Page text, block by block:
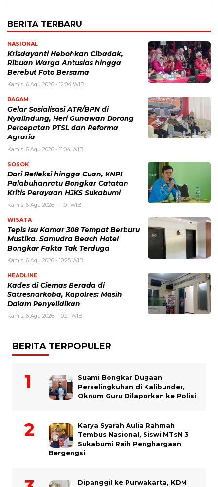
BERITA TERBARU
NASIONAL
Krisdayanti Hebohkan Cibadak,
Ribuan Warga Antusias hingga
Berebut Foto Bersama
Kamis, 6 Agu 2026 - 12:04 WIB
RAGAM
Gelar Sosialisasi ATR/BPN di
Nyalindung, Heri Gunawan Dorong
Percepatan PTSL dan Reforma
Agraria
Kamis, 6 Agu 2026 - 11:04 WIB
SOSOK
Dari Refleksi hingga Cuan, KNPI
Palabuhanratu Bongkar Catatan
Kritis Perayaan HJKS Sukabumi
Kamis, 6 Agu 2026 - 11:01 WIB
WISATA
Tepis Isu Kamar 308 Tempat Berburu
Mustika, Samudra Beach Hotel
Bongkar Fakta Tak Terduga
Kamis, 6 Agu 2026 - 10:25 WIB
HEADLINE
Kades di Ciemas Berada di
Satresnarkoba, Kapolres: Masih
Dalam Penyelidikan
Kamis, 6 Agu 2026 - 10:21 WIB
BERITA TERPOPULER
Suami Bongkar Dugaan
Perselingkuhan di Kalibunder,
Oknum Guru Dilaporkan ke Polisi
Karya Syarah Aulia Rahmah
Tembus Nasional, Siswi MTsN 3
Sukabumi Raih Penghargaan
Bergengsi
Dipanggil ke Purwakarta, KDM